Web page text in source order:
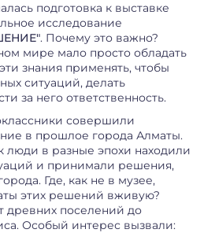
подготовка к выставке
исследование
. Почему это важно?
мире мало просто обладать
знания применять, чтобы
ситуаций, делать
за него ответственность.
совершили
в прошлое города Алматы.
люди в разные эпохи находили
и принимали решения,
Где, как не в музее,
этих решений вживую?
древних поселений до
Особый интерес вызвали: